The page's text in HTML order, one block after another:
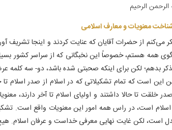
الرحمن الرحیم‌
معنویات و معارف اسلامی‌
می‌کنم از حضرات آقایان که عنایت کردند و اینجا تشریف
همه هستم، خصوصاً این نخبگانی که از سراسر کشور
بدهم؛ لکن برای اینکه صحبتی شده باشد، دو- سه کلمه
است که تمام تشکیلاتی که در اسلام از صدر اسلام تا
صدر خلقت تا حالا داشتند و اولیای اسلام تا آخر دارند،
است، در راس همه امور این معنویات واقع است.
است، لکن غایت نهایی معرفی خداست و عرفان اسلام.